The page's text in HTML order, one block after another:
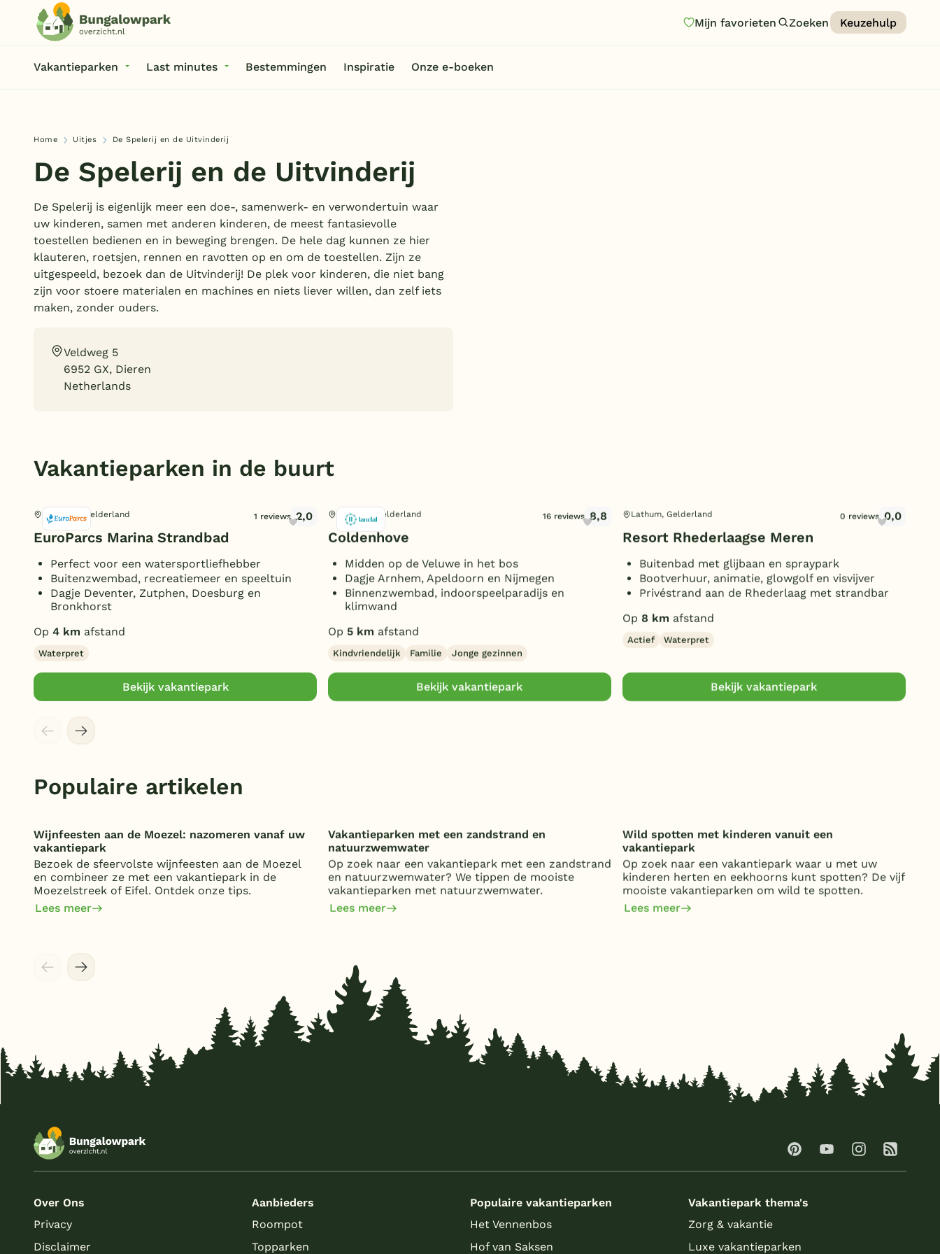
Mijn favorieten Zoeken Keuzehulp
Vakantieparken Last minutes Bestemmingen Inspiratie Onze e-boeken
Nederland
Veluwe
Texel
Limburg
Duitsland
België
Blog
Home Uitjes De Spelerij en de Uitvinderij
De Spelerij en de Uitvinderij
De Spelerij is eigenlijk meer een doe-, samenwerk- en verwondertuin waar
uw kinderen, samen met anderen kinderen, de meest fantasievolle
toestellen bedienen en in beweging brengen. De hele dag kunnen ze hier
klauteren, roetsjen, rennen en ravotten op en om de toestellen. Zijn ze
uitgespeeld, bezoek dan de Uitvinderij! De plek voor kinderen, die niet bang
zijn voor stoere materialen en machines en niets liever willen, dan zelf iets
maken, zonder ouders.
Veldweg 5
6952 GX, Dieren
Netherlands
Vakantieparken in de buurt
Olburgen, Gelderland 1 reviews 2,0
EuroParcs Marina Strandbad
Perfect voor een watersportliefhebber
Buitenzwembad, recreatiemeer en speeltuin
Dagje Deventer, Zutphen, Doesburg en
Bronkhorst
Op 4 km afstand
Waterpret
Bekijk vakantiepark
Eerbeek, Gelderland 16 reviews 8,8
Coldenhove
Midden op de Veluwe in het bos
Dagje Arnhem, Apeldoorn en Nijmegen
Binnenzwembad, indoorspeelparadijs en
klimwand
Op 5 km afstand
Kindvriendelijk Familie Jonge gezinnen
Bekijk vakantiepark
Lathum, Gelderland 0 reviews 0,0
Resort Rhederlaagse Meren
Buitenbad met glijbaan en spraypark
Bootverhuur, animatie, glowgolf en visvijver
Privéstrand aan de Rhederlaag met strandbar
Op 8 km afstand
Actief Waterpret
Bekijk vakantiepark
Populaire artikelen
Wijnfeesten aan de Moezel: nazomeren vanaf uw
vakantiepark
Bezoek de sfeervolste wijnfeesten aan de Moezel
en combineer ze met een vakantiepark in de
Moezelstreek of Eifel. Ontdek onze tips.
Lees meer
Vakantieparken met een zandstrand en
natuurzwemwater
Op zoek naar een vakantiepark met een zandstrand
en natuurzwemwater? We tippen de mooiste
vakantieparken met natuurzwemwater.
Lees meer
Wild spotten met kinderen vanuit een
vakantiepark
Op zoek naar een vakantiepark waar u met uw
kinderen herten en eekhoorns kunt spotten? De vijf
mooiste vakantieparken om wild te spotten.
Lees meer
Over Ons
Privacy
Disclaimer
Aanbieders
Roompot
Topparken
Populaire vakantieparken
Het Vennenbos
Hof van Saksen
Vakantiepark thema's
Zorg & vakantie
Luxe vakantieparken